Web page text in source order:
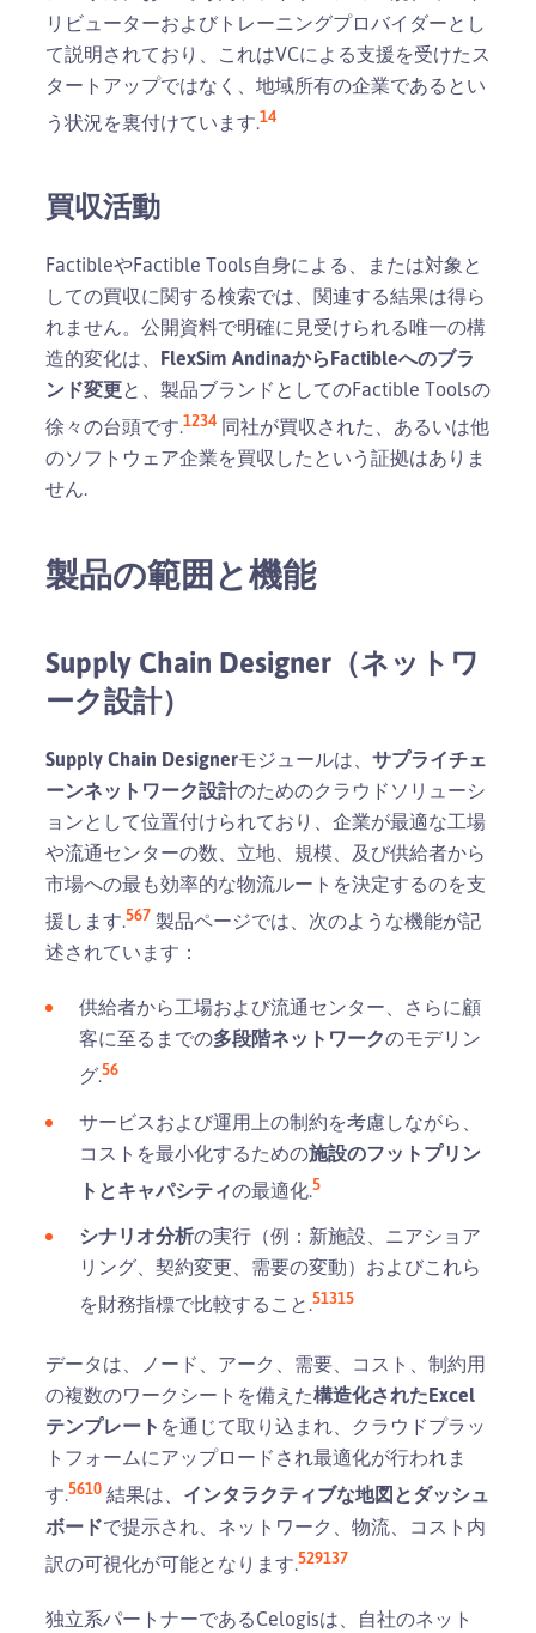
リビューターおよびトレーニングプロバイダーとし
て説明されており、これはVCによる支援を受けたス
タートアップではなく、地域所有の企業であるとい
う状況を裏付けています.14
買収活動
FactibleやFactible Tools自身による、または対象と
しての買収に関する検索では、関連する結果は得ら
れません。公開資料で明確に見受けられる唯一の構
造的変化は、 FlexSim AndinaからFactibleへのブラ
ンド変更と、製品ブランドとしてのFactible Toolsの
徐々の台頭です.1234 同社が買収された、あるいは他
のソフトウェア企業を買収したという証拠はありま
せん.
製品の範囲と機能
Supply Chain Designer（ネットワ
ーク設計）
Supply Chain Designerモジュールは、 サプライチェ
ーンネットワーク設計のためのクラウドソリューシ
ョンとして位置付けられており、企業が最適な工場
や流通センターの数、立地、規模、及び供給者から
市場への最も効率的な物流ルートを決定するのを支
援します.567 製品ページでは、次のような機能が記
述されています：
供給者から工場および流通センター、さらに顧
客に至るまでの多段階ネットワークのモデリン
グ.56
サービスおよび運用上の制約を考慮しながら、
コストを最小化するための施設のフットプリン
トとキャパシティの最適化.5
シナリオ分析の実行（例：新施設、ニアショア
リング、契約変更、需要の変動）およびこれら
を財務指標で比較すること.51315
データは、ノード、アーク、需要、コスト、制約用
の複数のワークシートを備えた構造化されたExcel
テンプレート を通じて取り込まれ、クラウドプラッ
トフォームにアップロードされ最適化が行われま
す.5610 結果は、 インタラクティブな地図とダッシュ
ボードで提示され、ネットワーク、物流、コスト内
訳の可視化が可能となります.529137
独立系パートナーであるCelogisは、自社のネット